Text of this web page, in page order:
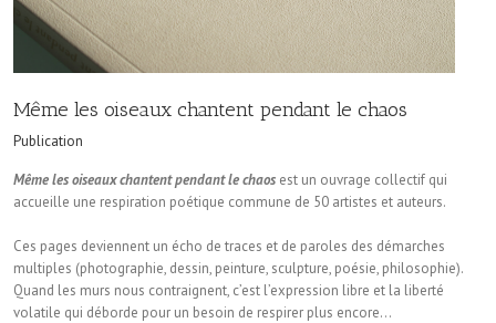
Même les oiseaux chantent pendant le chaos
Publication
Même les oiseaux chantent pendant le chaos est un ouvrage collectif qui
accueille une respiration poétique commune de 50 artistes et auteurs.
Ces pages deviennent un écho de traces et de paroles des démarches
multiples (photographie, dessin, peinture, sculpture, poésie, philosophie).
Quand les murs nous contraignent, c’est l’expression libre et la liberté
volatile qui déborde pour un besoin de respirer plus encore…